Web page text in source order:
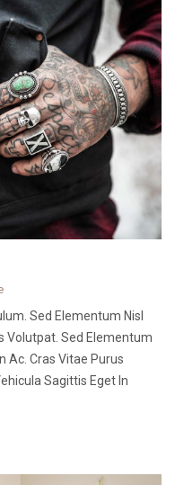
Sed Elementum Nisl
Volutpat. Sed Elementum
Ac. Cras Vitae Purus
Sagittis Eget In